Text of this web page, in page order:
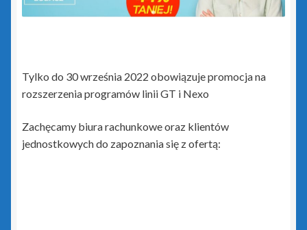
Gratyfikant GT Sfera
Rachmistrz GT
Sfera dla Gestora GT
Tylko do 30 września 2022 obowiązuje promocja na
rozszerzenia programów linii GT i Nexo
Zachęcamy biura rachunkowe oraz klientów
jednostkowych do zapoznania się z ofertą: